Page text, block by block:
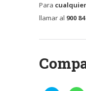
Para
llamar al 900